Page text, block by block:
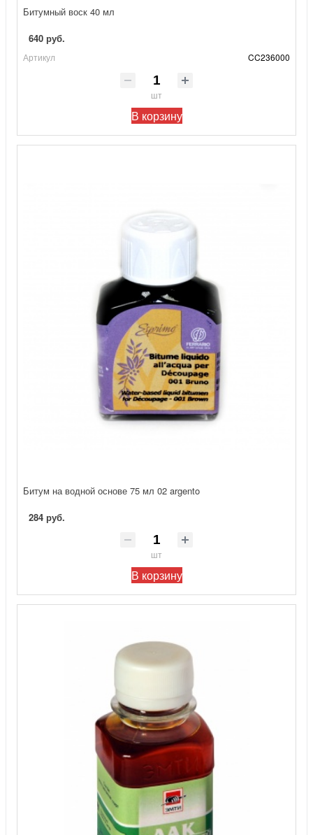
Битумный воск 40 мл
640 руб.
Артикул CC236000
шт
В корзину
Битум на водной основе 75 мл 02 argento
284 руб.
шт
В корзину